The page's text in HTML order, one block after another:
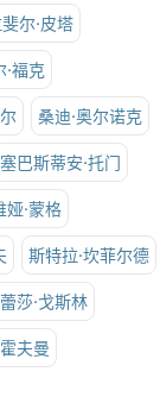
尔·皮塔
·福克
桑迪·奥尔诺克
塞巴斯蒂安·托门
娅·蒙格
斯特拉·坎菲尔德
莎·戈斯林
夫曼